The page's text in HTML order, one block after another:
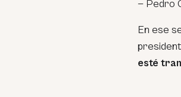
— Pedro
En ese
esté